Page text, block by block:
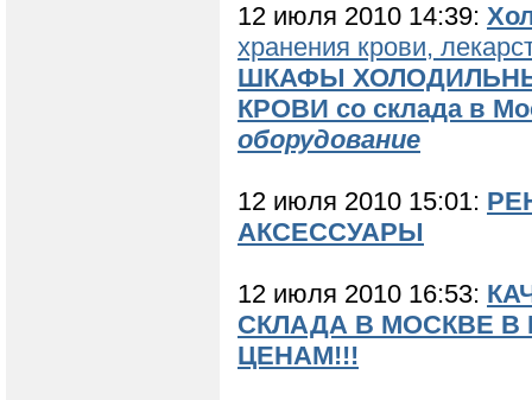
12 июля 2010 14:39:
хранения крови,
ШКАФЫ
КРОВИ со склада в
оборудование
12 июля 2010 15:01:
АКСЕССУАРЫ
12 июля 2010 16:53:
СКЛАДА В МОСКВЕ
ЦЕНАМ!!!